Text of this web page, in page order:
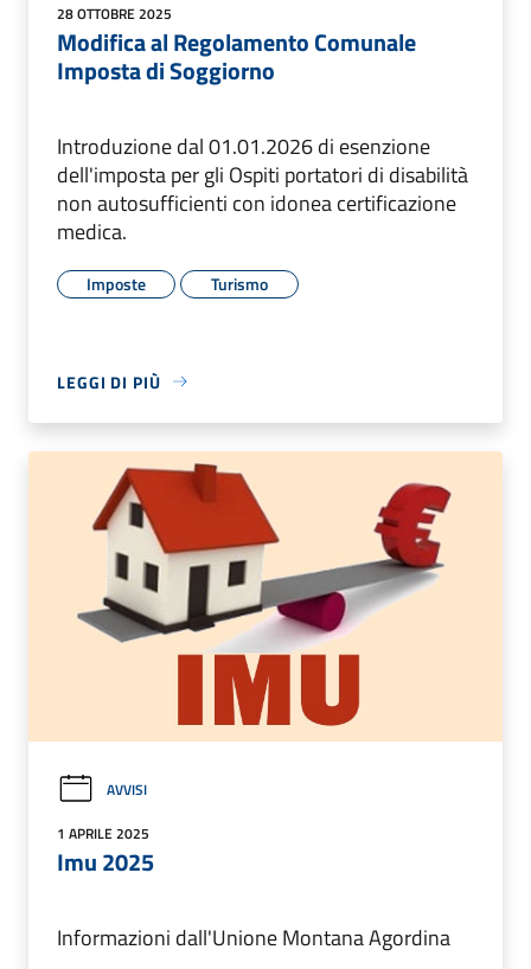
28 OTTOBRE 2025
Modifica al Regolamento Comunale
Imposta di Soggiorno
Introduzione dal 01.01.2026 di esenzione
dell'imposta per gli Ospiti portatori di disabilità
non autosufficienti con idonea certificazione
medica.
Imposte Turismo
LEGGI DI PIÙ
AVVISI
1 APRILE 2025
Imu 2025
Informazioni dall'Unione Montana Agordina